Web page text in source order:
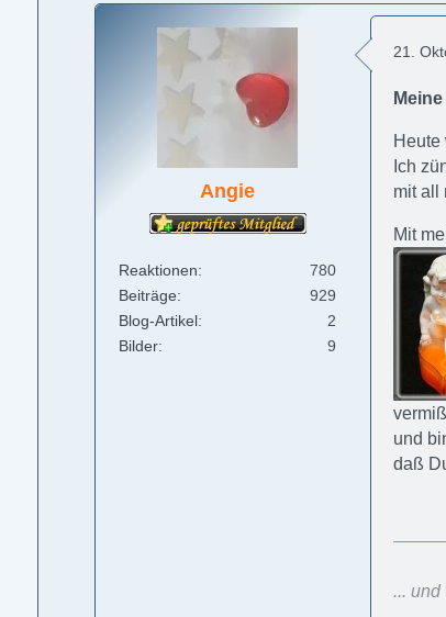
Angie
Reaktionen
780
Beiträge
929
Blog-Artikel
2
Bilder
9
21.
Heute
Ich
mit all
Mit
und
daß
...